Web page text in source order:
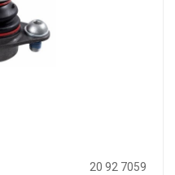
20 92 7059